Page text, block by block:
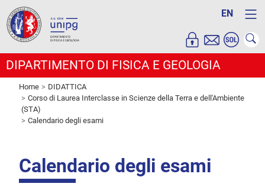
EN
DIPARTIMENTO DI FISICA E GEOLOGIA
Home
DIDATTICA
Corso di Laurea Interclasse in Scienze della Terra e dell'Ambiente
(STA)
Calendario degli esami
Calendario degli esami